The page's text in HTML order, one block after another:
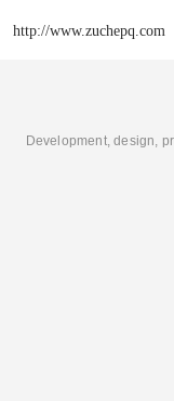
http://www.zuchepq.com
Development, design,